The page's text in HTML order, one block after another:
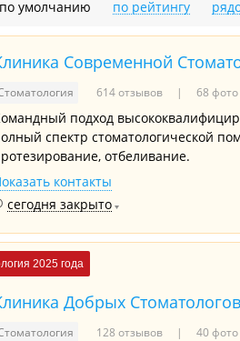
по умолчанию по рейтингу
Современной
614 отзывов 68 фото
подход
спектр стоматологической
отбеливание.
контакты
сегодня закрыто
2025 года
Добрых Стоматологов
128 отзывов 40 фото